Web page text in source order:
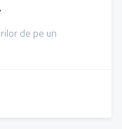
de pe un